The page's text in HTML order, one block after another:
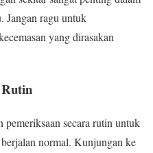
Jangan ragu untuk
yang dirasakan
Rutin
secara rutin untuk
normal. Kunjungan ke